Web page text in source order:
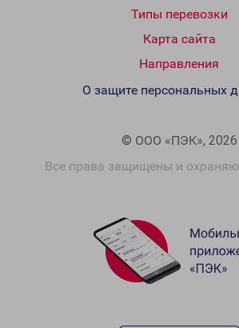
Типы перевозки
Карта сайта
Направления
© ООО «ПЭК», 2026
Все права защищены и
О защите персональных